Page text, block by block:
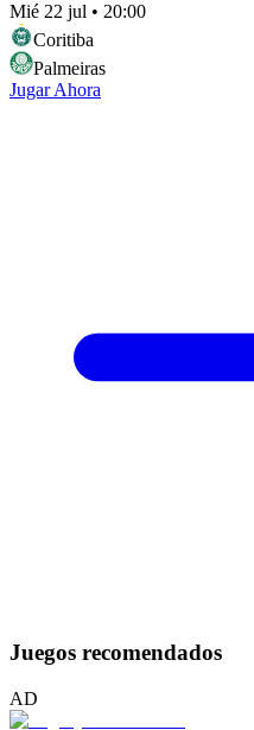
Mié 22 jul • 20:00
Coritiba
Palmeiras
Jugar Ahora
Juegos recomendados
AD